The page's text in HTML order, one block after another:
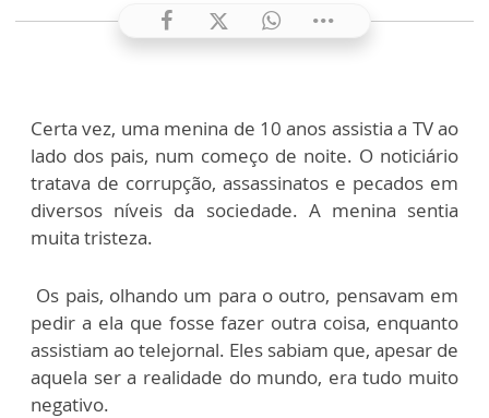
Certa vez, uma menina de 10 anos assistia a TV ao
lado dos pais, num começo de noite. O noticiário
tratava de corrupção, assassinatos e pecados em
diversos níveis da sociedade. A menina sentia
muita tristeza.
Os pais, olhando um para o outro, pensavam em
pedir a ela que fosse fazer outra coisa, enquanto
assistiam ao telejornal. Eles sabiam que, apesar de
aquela ser a realidade do mundo, era tudo muito
negativo.